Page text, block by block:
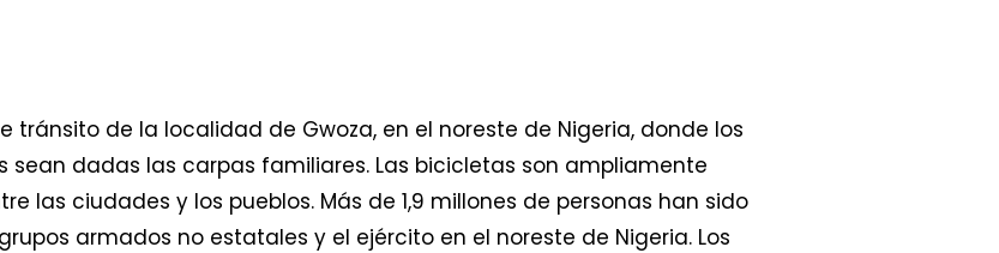
tránsito de la localidad de Gwoza, en el noreste de Nigeria, donde los
sean dadas las carpas familiares. Las bicicletas son ampliamente
las ciudades y los pueblos. Más de 1,9 millones de personas han sido
armados no estatales y el ejército en el noreste de Nigeria. Los